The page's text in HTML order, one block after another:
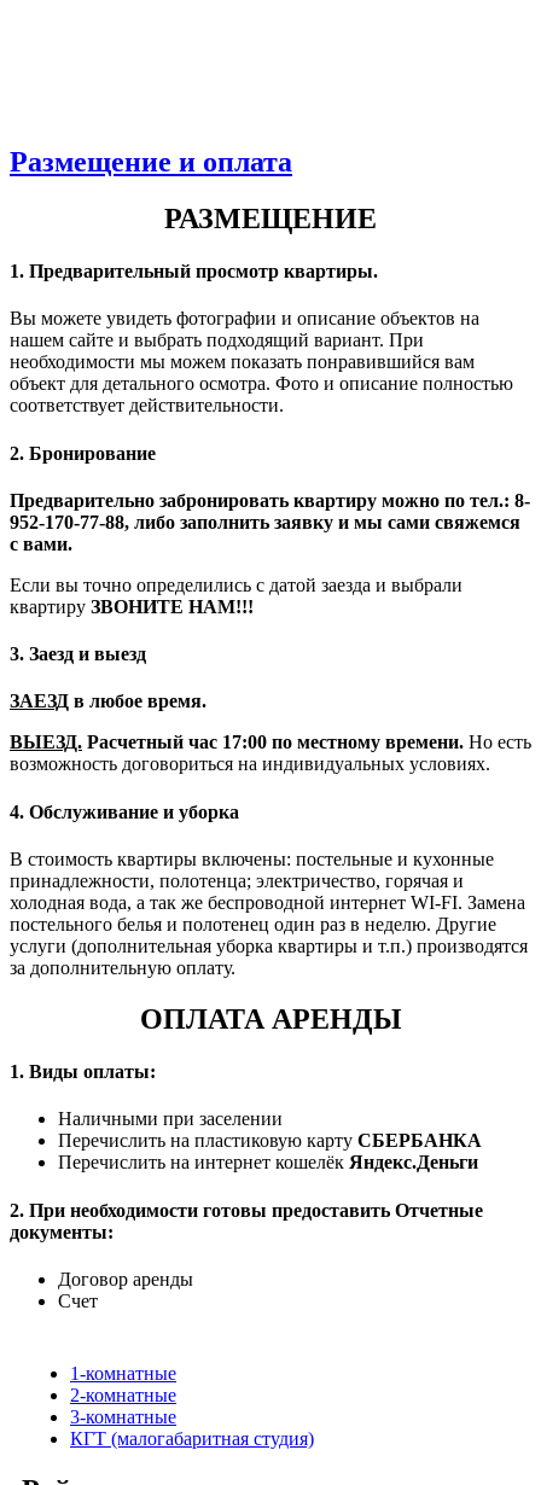
Размещение и оплата
РАЗМЕЩЕНИЕ
1. Предварительный просмотр квартиры.
Вы можете увидеть фотографии и описание объектов на
нашем сайте и выбрать подходящий вариант. При
необходимости мы можем показать понравившийся вам
объект для детального осмотра. Фото и описание полностью
соответствует действительности.
2. Бронирование
Предварительно забронировать квартиру можно по тел.: 8-
952-170-77-88, либо заполнить заявку и мы сами свяжемся
с вами.
Если вы точно определились с датой заезда и выбрали
квартиру ЗВОНИТЕ НАМ!!!
3. Заезд и выезд
ЗАЕЗД в любое время.
ВЫЕЗД. Расчетный час 17:00 по местному времени. Но есть
возможность договориться на индивидуальных условиях.
4. Обслуживание и уборка
В стоимость квартиры включены: постельные и кухонные
принадлежности, полотенца; электричество, горячая и
холодная вода, а так же беспроводной интернет WI-FI. Замена
постельного белья и полотенец один раз в неделю. Другие
услуги (дополнительная уборка квартиры и т.п.) производятся
за дополнительную оплату.
ОПЛАТА АРЕНДЫ
1. Виды оплаты:
Наличными при заселении
Перечислить на пластиковую карту СБЕРБАНКА
Перечислить на интернет кошелёк Яндекс.Деньги
2. При необходимости готовы предоставить Отчетные
документы:
Договор аренды
Счет
1-комнатные
2-комнатные
3-комнатные
КГТ (малогабаритная студия)